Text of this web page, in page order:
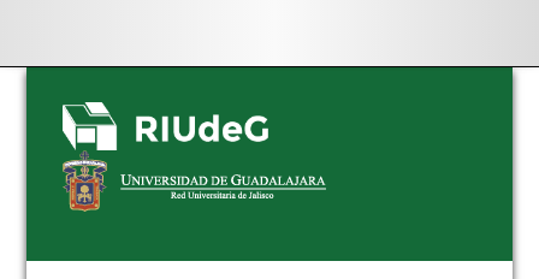
Skip
navigation